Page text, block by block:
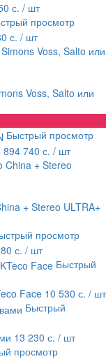
с. / шт
просмотр
с. / шт
Voss, Salto или
Быстрый просмотр
894 740 с. / шт
+ Stereo ULTRA+
просмотр
с. / шт
Быстрый
Face 10 530 с. / шт
Быстрый
13 230 с. / шт
просмотр